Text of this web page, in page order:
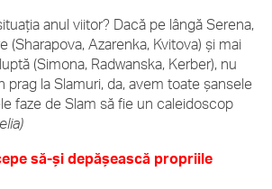
anul viitor? Dacă pe lângă Serena,
(Sharapova, Azarenka, Kvitova) și mai
(Simona, Radwanska, Kerber), nu
prag la Slamuri, da, avem toate șansele
faze de Slam să fie un caleidoscop
să-și depășească propriile